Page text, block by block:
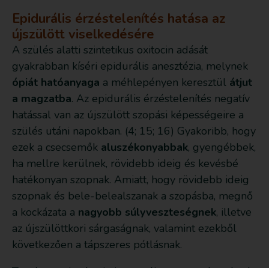
Epidurális érzéstelenítés hatása az
újszülött viselkedésére
A szülés alatti szintetikus oxitocin adását
gyakrabban kíséri epidurális anesztézia, melynek
ópiát hatóanyaga a méhlepényen keresztül átjut
a magzatba. Az epidurális érzéstelenítés negatív
hatással van az újszülött szopási képességeire a
szülés utáni napokban. (4; 15; 16) Gyakoribb, hogy
ezek a csecsemők aluszékonyabbak, gyengébbek,
ha mellre kerülnek, rövidebb ideig és kevésbé
hatékonyan szopnak. Amiatt, hogy rövidebb ideig
szopnak és bele-belealszanak a szopásba, megnő
a kockázata a nagyobb súlyveszteségnek, illetve
az újszülöttkori sárgaságnak, valamint ezekből
következően a tápszeres pótlásnak.